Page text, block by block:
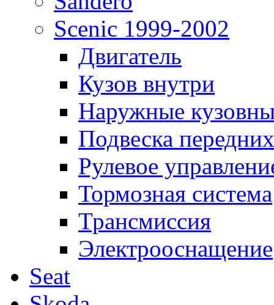
Scenic 1999-2002
Двигатель
Кузов внутри
Наружные
Подвеска
Рулевое
Тормозная система
Трансмиссия
Электрооснащение
Seat